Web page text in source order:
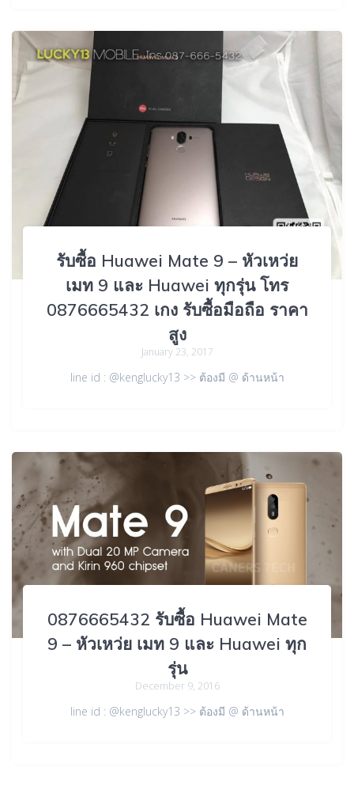
รับซื้อ Huawei Mate 9 – หัวเหว่ย
เมท 9 และ Huawei ทุกรุ่น โทร
0876665432 เกง รับซื้อมือถือ ราคา
สูง
January 23, 2017
line id : @kenglucky13 >> ต้องมี @ ด้านหน้า
0876665432 รับซื้อ Huawei Mate
9 – หัวเหว่ย เมท 9 และ Huawei ทุก
รุ่น
December 9, 2016
line id : @kenglucky13 >> ต้องมี @ ด้านหน้า